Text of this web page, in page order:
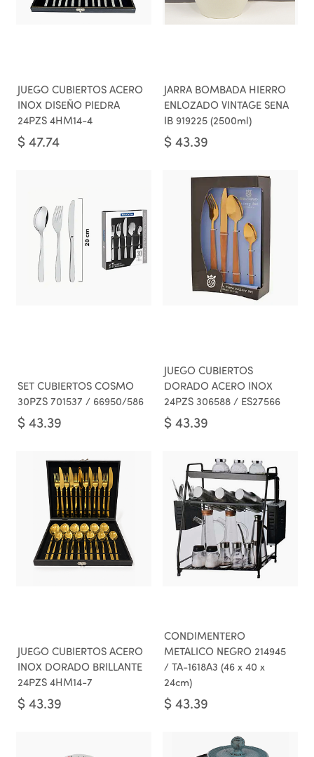
JUEGO CUBIERTOS ACERO
INOX DISEÑO PIEDRA
24PZS 4HM14-4
$ 47.74
JARRA BOMBADA HIERRO
ENLOZADO VINTAGE SENA
IB 919225 (2500ml)
$ 43.39
SET CUBIERTOS COSMO
30PZS 701537 / 66950/586
$ 43.39
JUEGO CUBIERTOS
DORADO ACERO INOX
24PZS 306588 / ES27566
$ 43.39
JUEGO CUBIERTOS ACERO
INOX DORADO BRILLANTE
24PZS 4HM14-7
$ 43.39
CONDIMENTERO
METALICO NEGRO 214945
/ TA-1618A3 (46 x 40 x
24cm)
$ 43.39